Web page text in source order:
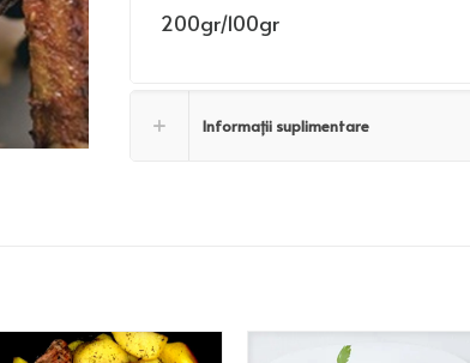
200gr/100gr
Informații suplimentare